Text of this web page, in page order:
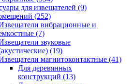
для извещателей (9)
(252)
вибрационные и
(7)
звуковые
(19)
магнитоконтактные (41)
Для деревянных
конструкций (13)